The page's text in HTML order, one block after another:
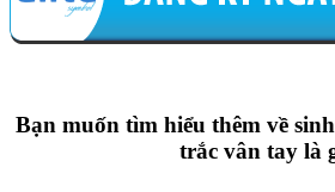
Bạn muốn tìm hiểu thêm về
trắc vân tay là